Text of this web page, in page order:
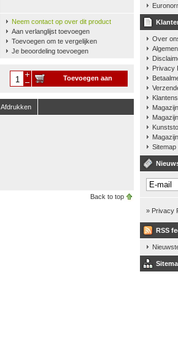
Neem contact op over dit product
Aan verlanglijst toevoegen
Toevoegen om te vergelijken
Je beoordeling toevoegen
Toevoegen aan
Afdrukken
Back to top
Over
Privacy
Sitemap
» Privacy
RSS